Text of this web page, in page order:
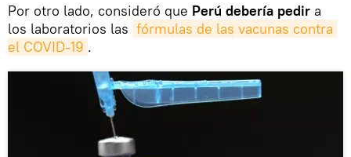
Por otro lado, consideró que Perú debería pedir a
los laboratorios las fórmulas de las vacunas contra
el COVID-19 .